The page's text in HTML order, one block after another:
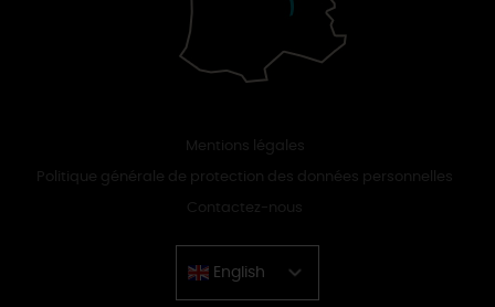
Mentions légales
Politique générale de protection des données personnelles
Contactez-nous
English
Chinese